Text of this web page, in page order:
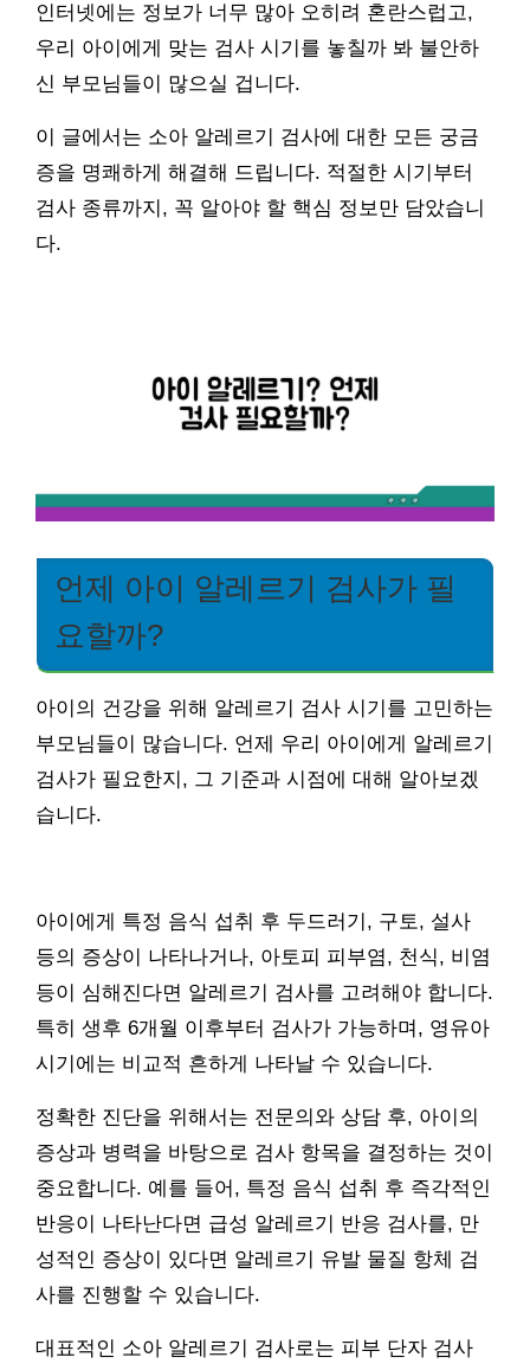
인터넷에는 정보가 너무 많아 오히려 혼란스럽고,
우리 아이에게 맞는 검사 시기를 놓칠까 봐 불안하
신 부모님들이 많으실 겁니다.
이 글에서는 소아 알레르기 검사에 대한 모든 궁금
증을 명쾌하게 해결해 드립니다. 적절한 시기부터
검사 종류까지, 꼭 알아야 할 핵심 정보만 담았습니
다.
언제 아이 알레르기 검사가 필
요할까?
아이의 건강을 위해 알레르기 검사 시기를 고민하는
부모님들이 많습니다. 언제 우리 아이에게 알레르기
검사가 필요한지, 그 기준과 시점에 대해 알아보겠
습니다.
아이에게 특정 음식 섭취 후 두드러기, 구토, 설사
등의 증상이 나타나거나, 아토피 피부염, 천식, 비염
등이 심해진다면 알레르기 검사를 고려해야 합니다.
특히 생후 6개월 이후부터 검사가 가능하며, 영유아
시기에는 비교적 흔하게 나타날 수 있습니다.
정확한 진단을 위해서는 전문의와 상담 후, 아이의
증상과 병력을 바탕으로 검사 항목을 결정하는 것이
중요합니다. 예를 들어, 특정 음식 섭취 후 즉각적인
반응이 나타난다면 급성 알레르기 반응 검사를, 만
성적인 증상이 있다면 알레르기 유발 물질 항체 검
사를 진행할 수 있습니다.
대표적인 소아 알레르기 검사로는 피부 단자 검사